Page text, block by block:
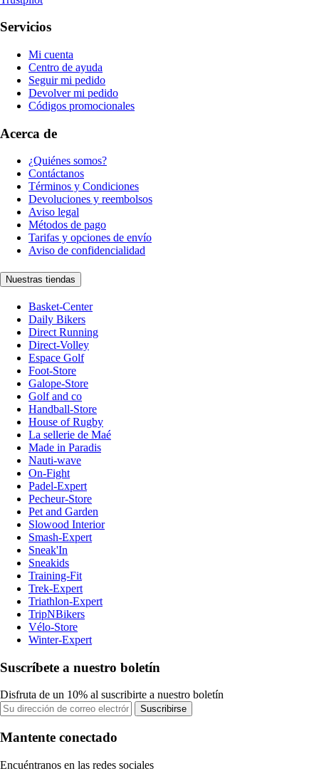
Servicios
Mi cuenta
Centro de ayuda
Seguir mi pedido
Devolver mi pedido
Códigos promocionales
Acerca de
¿Quiénes somos?
Contáctanos
Términos y Condiciones
Devoluciones y reembolsos
Aviso legal
Métodos de pago
Tarifas y opciones de envío
Aviso de confidencialidad
Nuestras tiendas
Basket-Center
Daily Bikers
Direct Running
Direct-Volley
Espace Golf
Foot-Store
Galope-Store
Golf and co
Handball-Store
House of Rugby
La sellerie de Maé
Made in Paradis
Nauti-wave
On-Fight
Padel-Expert
Pecheur-Store
Pet and Garden
Slowood Interior
Smash-Expert
Sneak'In
Sneakids
Training-Fit
Trek-Expert
Triathlon-Expert
TripNBikers
Vélo-Store
Winter-Expert
Suscríbete a nuestro boletín
Disfruta de un 10% al suscribirte a nuestro boletín
Suscribirse
Mantente conectado
Encuéntranos en las redes sociales